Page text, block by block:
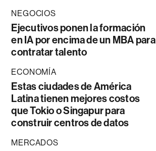
NEGOCIOS
Ejecutivos ponen la formación
en IA por encima de un MBA para
contratar talento
ECONOMÍA
Estas ciudades de América
Latina tienen mejores costos
que Tokio o Singapur para
construir centros de datos
MERCADOS